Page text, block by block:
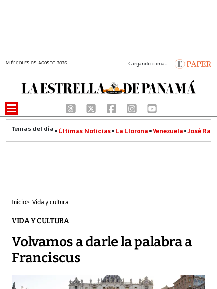
MIÉRCOLES 05 AGOSTO 2026 Cargando clima…
Últimas Noticias La Llorona Venezuela José
Inicio> Vida y cultura
VIDA Y CULTURA
Volvamos a darle la palabra a
Franciscus